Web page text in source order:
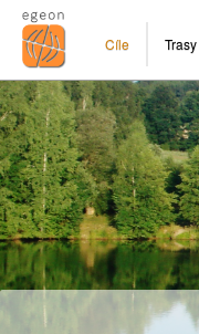
Cíle Trasy